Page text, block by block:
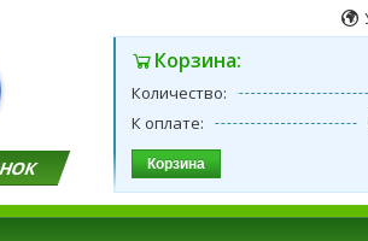
Корзина:
Количество:
К оплате:
Корзина